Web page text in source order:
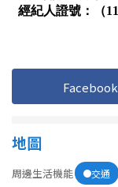
Facebook
地圖
周邊生活機能 交通